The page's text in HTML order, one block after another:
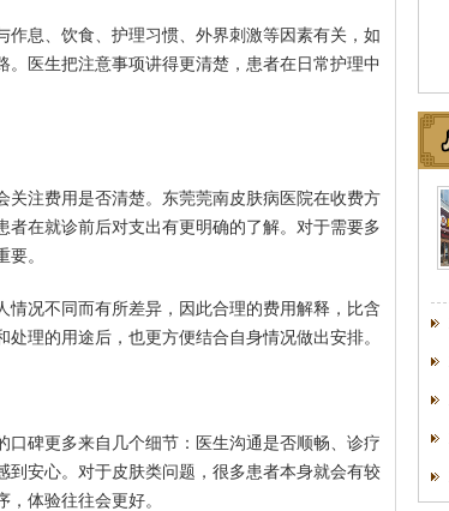
息、饮食、护理习惯、外界刺激等因素有关，如
医生把注意事项讲得更清楚，患者在日常护理中
关注费用是否清楚。东莞莞南皮肤病医院在收费方
在就诊前后对支出有更明确的了解。对于需要多
。
情况不同而有所差异，因此合理的费用解释，比含
理的用途后，也更方便结合自身情况做出安排。
口碑更多来自几个细节：医生沟通是否顺畅、诊疗
安心。对于皮肤类问题，很多患者本身就会有较
体验往往会更好。